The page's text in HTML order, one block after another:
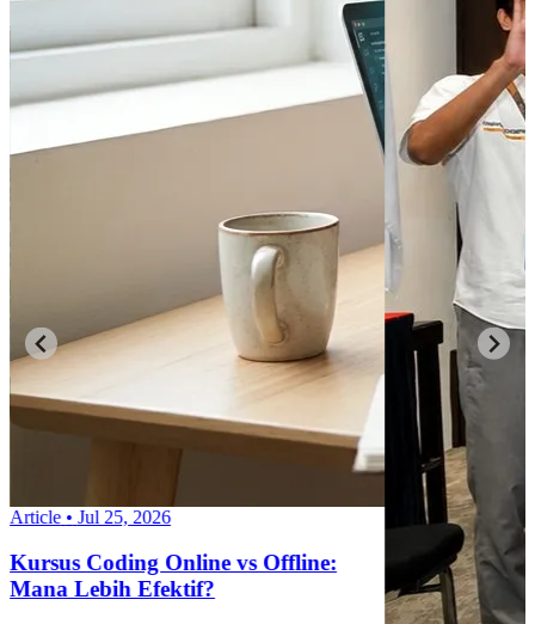
Article • Jul 25, 2026
Kursus Coding Online vs Offline:
Mana Lebih Efektif?